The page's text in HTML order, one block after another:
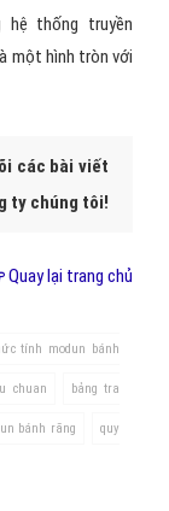
thống truyền
một hình tròn với
các bài viết
ty chúng tôi!
Quay lại trang chủ
tính modun bánh
chuan bảng tra
bánh răng quy